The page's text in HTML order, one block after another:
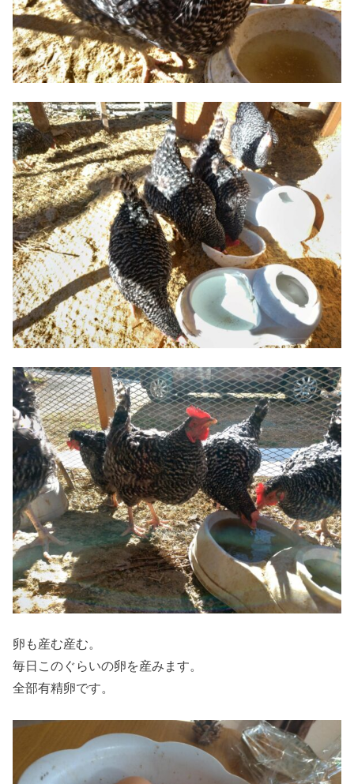
卵も産む産む。
毎日このぐらいの卵を産みます。
全部有精卵です。